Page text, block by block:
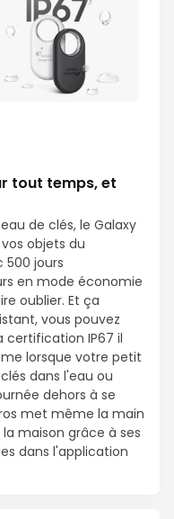
tout temps, et
de clés, le Galaxy
objets du
500 jours
en mode économie
oublier. Et ça
vous pouvez
certification IP67 il
lorsque votre petit
dans l'eau ou
dehors à se
met même la main
maison grâce à ses
dans l'application